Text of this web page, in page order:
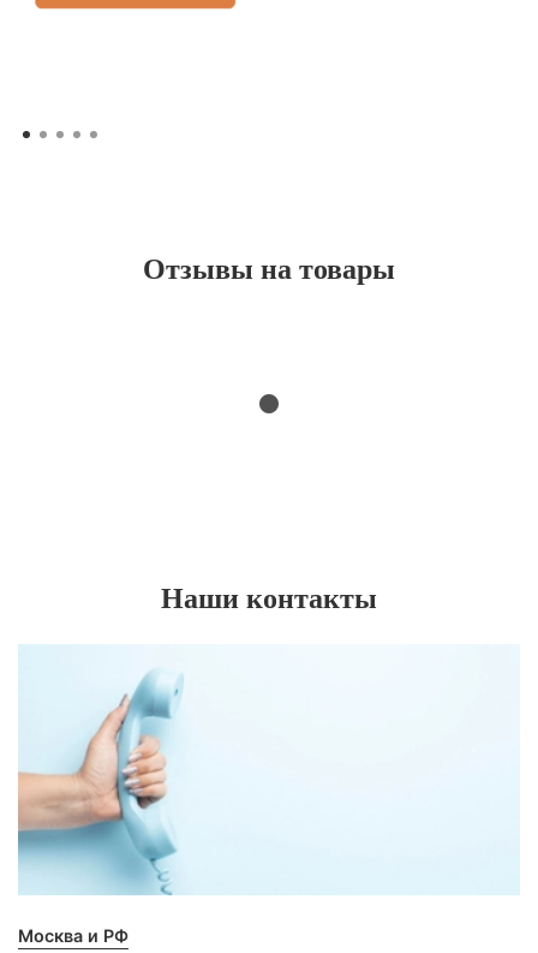
Отзывы на товары
Наши контакты
Москва и РФ